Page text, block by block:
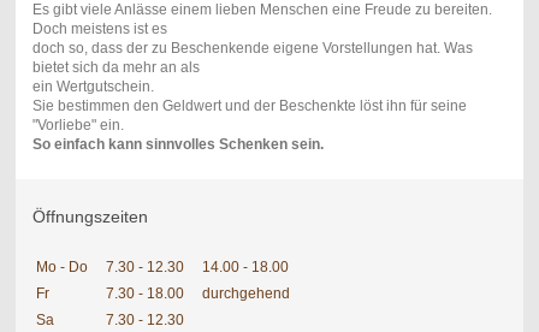
Es gibt viele Anlässe einem lieben Menschen eine Freude zu bereiten.
Doch meistens ist es
doch so, dass der zu Beschenkende eigene Vorstellungen hat. Was
bietet sich da mehr an als
ein Wertgutschein.
Sie bestimmen den Geldwert und der Beschenkte löst ihn für seine
"Vorliebe" ein.
So einfach kann sinnvolles Schenken sein.
Öffnungszeiten
Mo - Do 7.30 - 12.30
14.00 - 18.00
Fr
7.30 - 18.00
durchgehend
Sa
7.30 - 12.30